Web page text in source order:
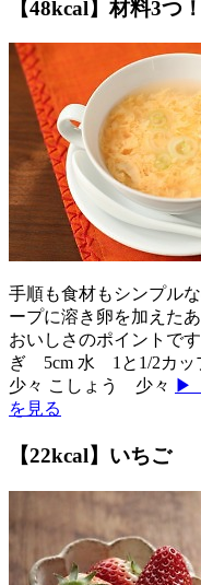
【48kcal】材料3つ
手順も食材もシンプル
ープに溶き卵を加えた
おいしさのポイントで
ぎ 5cm 水 1と1/2カッ
少々 こしょう 少々 ▶
を見る
【22kcal】いちご